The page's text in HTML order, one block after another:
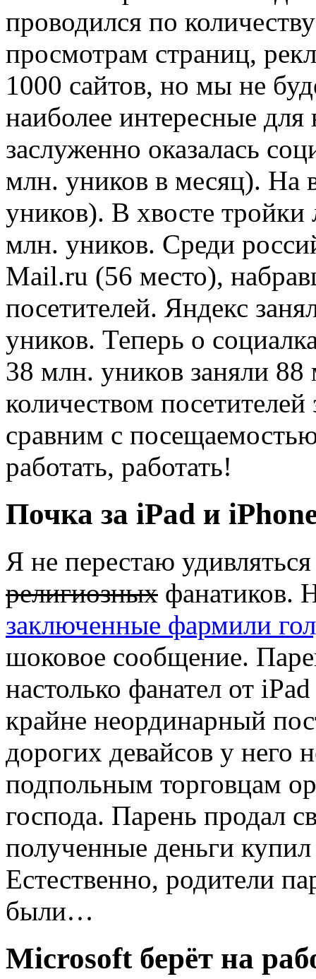
проводился по
просмотрам страниц,
1000 сайтов, но мы не
наиболее интересные
заслуженно оказалась
млн. уников в месяц). На
уников). В хвосте тройки
млн. уников. Среди
Mail.ru (56 место),
посетителей. Яндекс
уников. Теперь о
38 млн. уников заняли
количеством
сравним с
работать, работать!
Почка за iPad и
Я не перестаю
религиозных фанатиков.
заключенные фармили
шоковое сообщение.
настолько фанател от
крайне неординарный
дорогих девайсов у него
подпольным торговцам
господа. Парень продал
полученные деньги
Естественно, родители
были…
Microsoft берёт на